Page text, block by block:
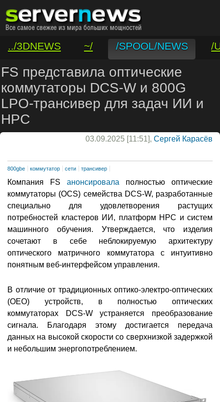
../3DNEWS ~/ /SPOOL/NEWS
/
/VAR/CONTACT
FS представила оптические
коммутаторы DCS-W и 800G
LPO-трансивер для задач ИИ и
НРС
03.09.2025 [11:51], Сергей Карасёв
800gbe коммутатор сети трансивер
Компания FS анонсировала полностью оптические
коммутаторы (OCS) семейства DCS-W, разработанные
специально для удовлетворения растущих
потребностей кластеров ИИ, платформ НРС и систем
машинного обучения. Утверждается, что изделия
сочетают в себе неблокируемую архитектуру
оптического матричного коммутатора с интуитивно
понятным веб-интерфейсом управления.
В отличие от традиционных оптико-электро-оптических
(OEO) устройств, в полностью оптических
коммутаторах DCS-W устраняется преобразование
сигнала. Благодаря этому достигается передача
данных на высокой скорости со сверхнизкой задержкой
и небольшим энергопотреблением.